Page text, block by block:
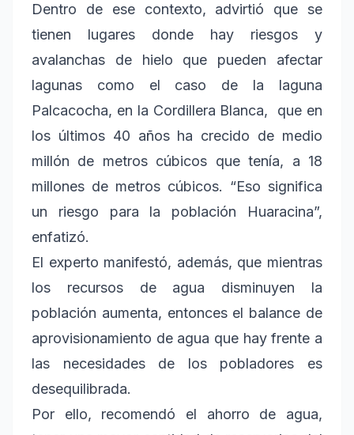
Dentro de ese contexto, advirtió que se
tienen lugares donde hay riesgos y
avalanchas de hielo que pueden afectar
lagunas como el caso de la laguna
Palcacocha, en la Cordillera Blanca, que en
los últimos 40 años ha crecido de medio
millón de metros cúbicos que tenía, a 18
millones de metros cúbicos. “Eso significa
un riesgo para la población Huaracina”,
enfatizó.
El experto manifestó, además, que mientras
los recursos de agua disminuyen la
población aumenta, entonces el balance de
aprovisionamiento de agua que hay frente a
las necesidades de los pobladores es
desequilibrada.
Por ello, recomendó el ahorro de agua,